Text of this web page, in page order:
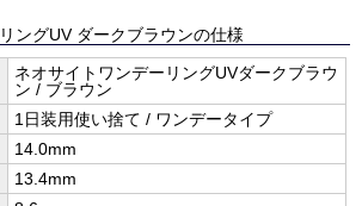
ングUV ダークブラウンの仕様
ネオサイトワンデーリングUVダークブラウ
ン / ブラウン
1日装用使い捨て / ワンデータイプ
14.0mm
13.4mm